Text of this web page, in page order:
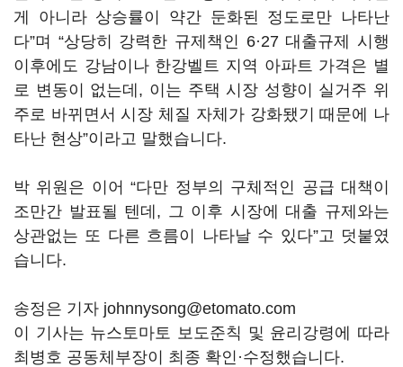
게 아니라 상승률이 약간 둔화된 정도로만 나타난
다”며 “상당히 강력한 규제책인 6·27 대출규제 시행
이후에도 강남이나 한강벨트 지역 아파트 가격은 별
로 변동이 없는데, 이는 주택 시장 성향이 실거주 위
주로 바뀌면서 시장 체질 자체가 강화됐기 때문에 나
타난 현상”이라고 말했습니다.
박 위원은 이어 “다만 정부의 구체적인 공급 대책이
조만간 발표될 텐데, 그 이후 시장에 대출 규제와는
상관없는 또 다른 흐름이 나타날 수 있다”고 덧붙였
습니다.
송정은 기자 johnnysong@etomato.com
이 기사는 뉴스토마토 보도준칙 및 윤리강령에 따라
최병호 공동체부장이 최종 확인·수정했습니다.